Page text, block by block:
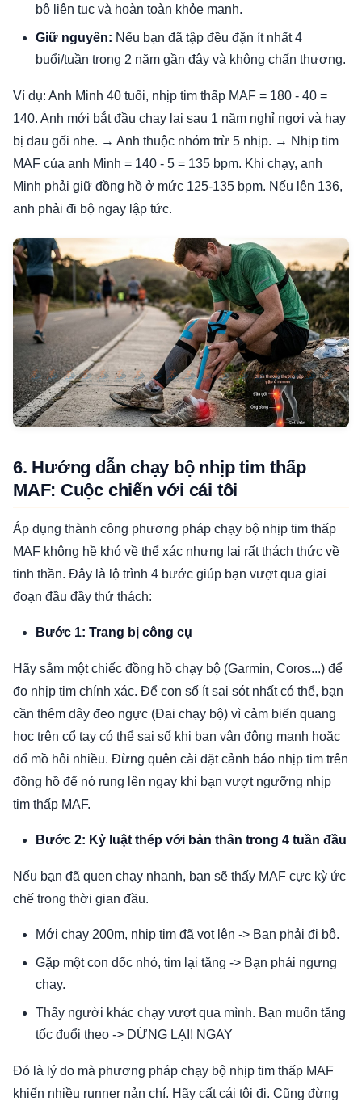
bộ liên tục và hoàn toàn khỏe mạnh.
Giữ nguyên: Nếu bạn đã tập đều đặn ít nhất 4
buổi/tuần trong 2 năm gần đây và không chấn thương.
Ví dụ: Anh Minh 40 tuổi, nhịp tim thấp MAF = 180 - 40 =
140. Anh mới bắt đầu chạy lại sau 1 năm nghỉ ngơi và hay
bị đau gối nhẹ. → Anh thuộc nhóm trừ 5 nhịp. → Nhịp tim
MAF của anh Minh = 140 - 5 = 135 bpm. Khi chạy, anh
Minh phải giữ đồng hồ ở mức 125-135 bpm. Nếu lên 136,
anh phải đi bộ ngay lập tức.
6. Hướng dẫn chạy bộ nhịp tim thấp
MAF: Cuộc chiến với cái tôi
Áp dụng thành công phương pháp chạy bộ nhịp tim thấp
MAF không hề khó về thể xác nhưng lại rất thách thức về
tinh thần. Đây là lộ trình 4 bước giúp bạn vượt qua giai
đoạn đầu đầy thử thách:
Bước 1: Trang bị công cụ
Hãy sắm một chiếc đồng hồ chạy bộ (Garmin, Coros...) để
đo nhịp tim chính xác. Để con số ít sai sót nhất có thể, bạn
cần thêm dây đeo ngực (Đai chạy bộ) vì cảm biến quang
học trên cổ tay có thể sai số khi bạn vận động mạnh hoặc
đổ mồ hôi nhiều. Đừng quên cài đặt cảnh báo nhịp tim trên
đồng hồ để nó rung lên ngay khi bạn vượt ngưỡng nhịp
tim thấp MAF.
Bước 2: Kỷ luật thép với bản thân trong 4 tuần đầu
Nếu bạn đã quen chạy nhanh, bạn sẽ thấy MAF cực kỳ ức
chế trong thời gian đầu.
Mới chạy 200m, nhịp tim đã vọt lên -> Bạn phải đi bộ.
Gặp một con dốc nhỏ, tim lại tăng -> Bạn phải ngưng
chạy.
Thấy người khác chạy vượt qua mình. Bạn muốn tăng
tốc đuổi theo -> DỪNG LẠI! NGAY
Đó là lý do mà phương pháp chạy bộ nhịp tim thấp MAF
khiến nhiều runner nản chí. Hãy cất cái tôi đi. Cũng đừng